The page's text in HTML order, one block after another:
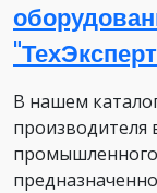
В нашем